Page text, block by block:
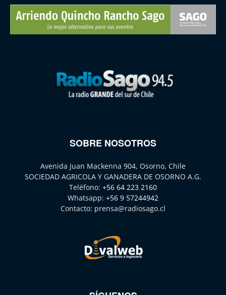
SOBRE NOSOTROS
Avenida Juan Mackenna 904, Osorno, Chile
SOCIEDAD AGRICOLA Y GANADERA DE OSORNO A.G.
Teléfono: +56 64 223 2160
Whatsapp: +56 9 57244942
Contacto: prensa@radiosago.cl